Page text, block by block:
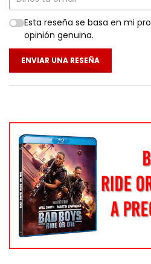
Esta reseña se basa en mi
opinión genuina.
ENVIAR UNA RESEÑA